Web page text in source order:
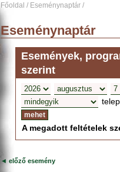
Főoldal / Eseménynaptár /
Eseménynaptár
Események,
szerint
A megadott feltételek
◄ előző esemény